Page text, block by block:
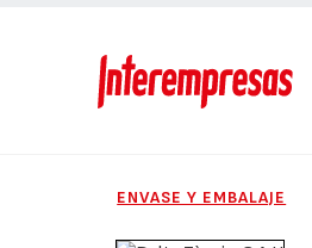
ENVASE Y EMBALAJE